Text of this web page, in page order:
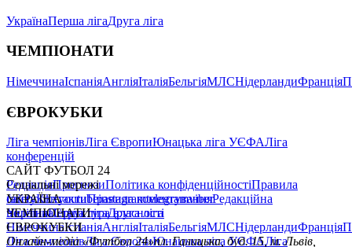
УкраїнаПерша лігаДруга ліга
ЧЕМПІОНАТИ
НімеччинаІспаніяАнгліяІталіяБельгіяМЛСНідерландиФранція
ЄВРОКУБКИ
Ліга чемпіонівЛіга ЄвропиЮнацька ліга УЄФАЛіга
конференцій
САЙТ ФУТБОЛ 24
РедакціяПрогнозиПолітика конфіденційностіПравила
сайтуКонтактиПравила коментуванняРедакційна
політикаСтруктура власності
Соціальні мережі
facebookxyoutubeinstagramtelegramviber
УКРАЇНА
УкраїнаПерша лігаДруга ліга
ЧЕМПІОНАТИ
НімеччинаІспаніяАнгліяІталіяБельгіяМЛСНідерландиФранція
ЄВРОКУБКИ
Ліга чемпіонівЛіга ЄвропиЮнацька ліга УЄФАЛіга
Онлайн-медіа «Футбол 24»пл. Галицька, буд. 15, м. Львів,